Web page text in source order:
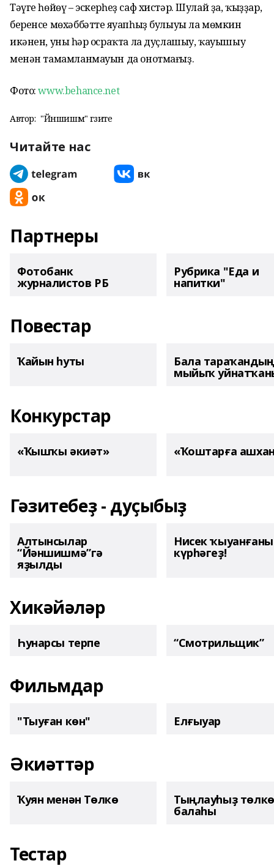
Тәүге һөйөү – эскерһеҙ саф хистәр. Шулай ҙа, ҡыҙҙар,
беренсе мөхәббәттең яуапһыҙ булыуы ла мөмкин
икәнен, уның һәр осраҡта ла дуҫлашыу, ҡауышыу
менән тамамланмауын да онотмағыҙ.
Фото:www.behance.net
Автор: "Йәншишмә" гәзите
Читайте нас
Партнеры
Фотобанк
журналистов РБ
Рубрика "Еда и
напитки"
Повестар
Ҡайын һуты Бала тараҡандың
мыйыҡ
Конкурстар
«Ҡышҡы әкиәт» «Ҡоштарға
Гәзитебеҙ - дуҫыбыҙ
Алтынсылар
“Йәншишмә”гә
яҙылды
Нисек
күрһәгеҙ!
Хикәйәләр
Һунарсы терпе “Смотрильщик”
Фильмдар
"Тыуған көн" Елғыуар
Әкиәттәр
Ҡуян менән Төлкө Тыңлауһыҙ төлкө
балаһы
Тестар